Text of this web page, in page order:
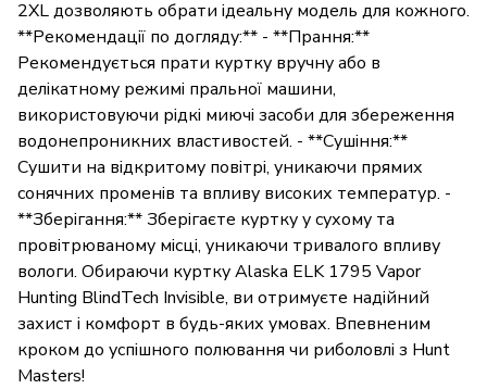
2XL дозволяють обрати ідеальну модель для кожного.
**Рекомендації по догляду:** - **Прання:**
Рекомендується прати куртку вручну або в
делікатному режимі пральної машини,
використовуючи рідкі миючі засоби для збереження
водонепроникних властивостей. - **Сушіння:**
Сушити на відкритому повітрі, уникаючи прямих
сонячних променів та впливу високих температур. -
**Зберігання:** Зберігаєте куртку у сухому та
провітрюваному місці, уникаючи тривалого впливу
вологи. Обираючи куртку Alaska ELK 1795 Vapor
Hunting BlindTech Invisible, ви отримуєте надійний
захист і комфорт в будь-яких умовах. Впевненим
кроком до успішного полювання чи риболовлі з Hunt
Masters!